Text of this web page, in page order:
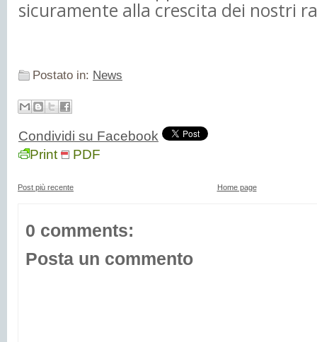
sicuramente alla crescita dei nostri
Postato in: News
Condividi su Facebook
Print
PDF
Post più recente Home page
0 comments:
Posta un commento